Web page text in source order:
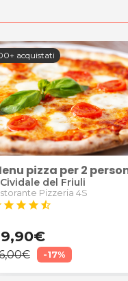
acquistati
pizza per 2
Cividale del Friuli
Pizzeria 4S
star star star star_half
-17%